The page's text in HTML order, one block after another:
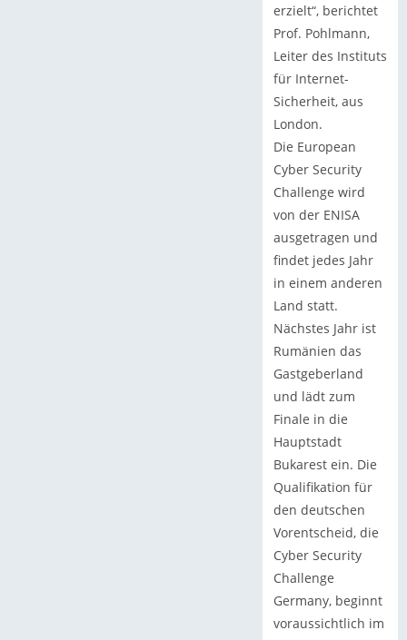
erzielt“, berichtet
Prof. Pohlmann,
Leiter des Instituts
für Internet-
Sicherheit, aus
London.
Die European
Cyber Security
Challenge wird
von der ENISA
ausgetragen und
findet jedes Jahr
in einem anderen
Land statt.
Nächstes Jahr ist
Rumänien das
Gastgeberland
und lädt zum
Finale in die
Hauptstadt
Bukarest ein. Die
Qualifikation für
den deutschen
Vorentscheid, die
Cyber Security
Challenge
Germany, beginnt
voraussichtlich im